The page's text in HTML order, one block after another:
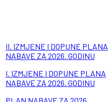
II. IZMJENE I DOPUNE PLANA
NABAVE ZA 2026. GODINU
I. IZMJENE I DOPUNE PLANA
NABAVE ZA 2026. GODINU